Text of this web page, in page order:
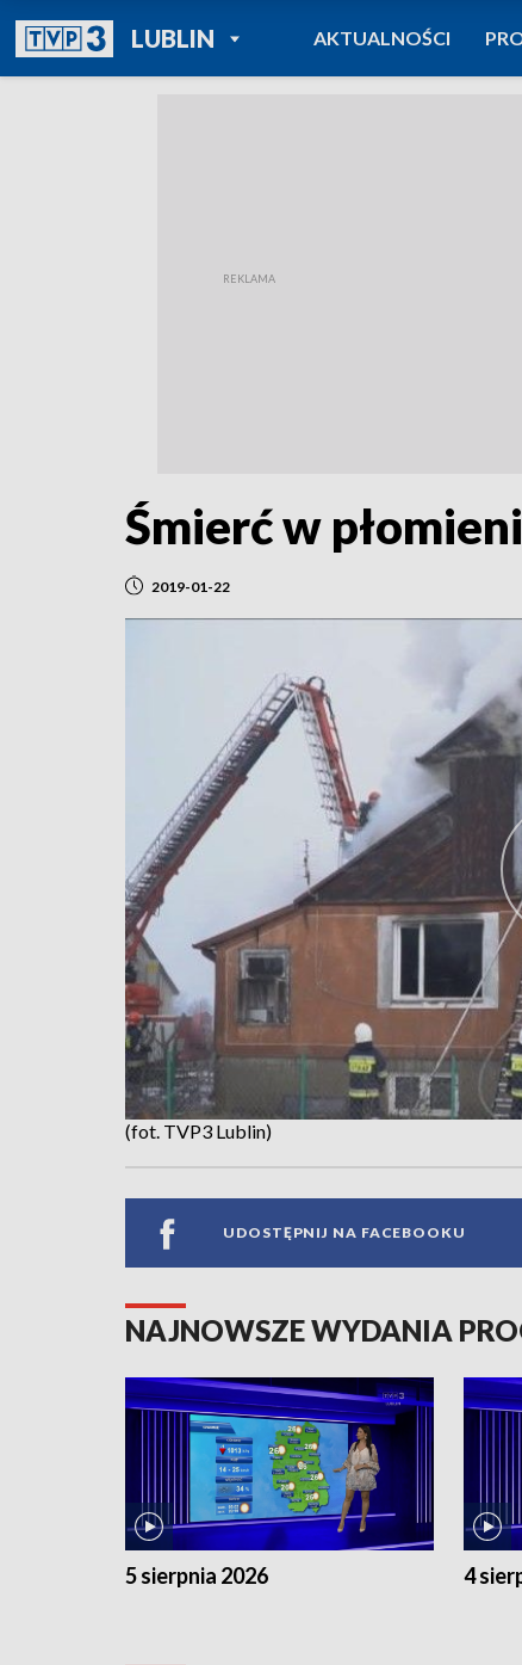
LUBLINPOWRÓT DO
TVP REGIONY
AKTUALNOŚCI
Śmierć w
2019-01-22
(fot. TVP3 Lublin)
UDOSTĘPNIJ NA FACEBOOKU
NAJNOWSZE WYDANIA
5 sierpnia 2026 4